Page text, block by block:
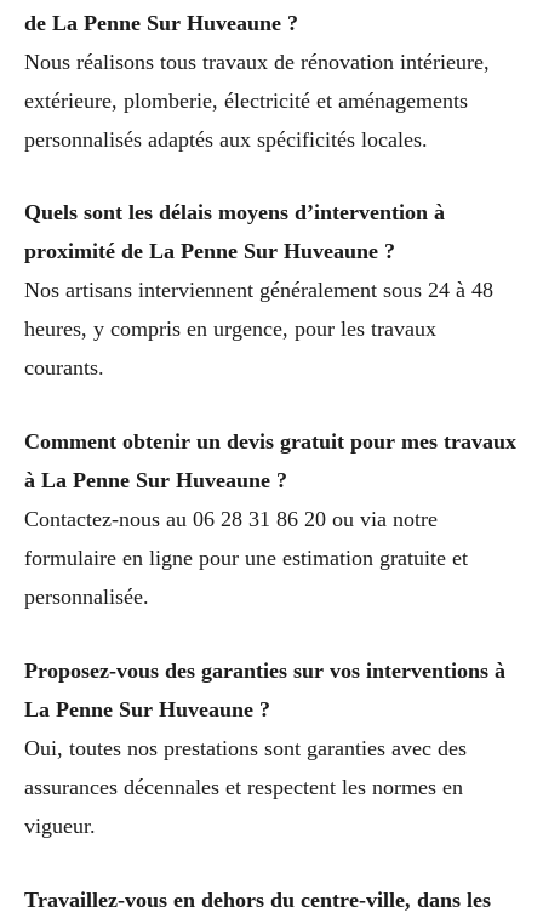
de La Penne Sur Huveaune ?
Nous réalisons tous travaux de rénovation intérieure,
extérieure, plomberie, électricité et aménagements
personnalisés adaptés aux spécificités locales.
Quels sont les délais moyens d’intervention à
proximité de La Penne Sur Huveaune ?
Nos artisans interviennent généralement sous 24 à 48
heures, y compris en urgence, pour les travaux
courants.
Comment obtenir un devis gratuit pour mes travaux
à La Penne Sur Huveaune ?
Contactez-nous au 06 28 31 86 20 ou via notre
formulaire en ligne pour une estimation gratuite et
personnalisée.
Proposez-vous des garanties sur vos interventions à
La Penne Sur Huveaune ?
Oui, toutes nos prestations sont garanties avec des
assurances décennales et respectent les normes en
vigueur.
Travaillez-vous en dehors du centre-ville, dans les